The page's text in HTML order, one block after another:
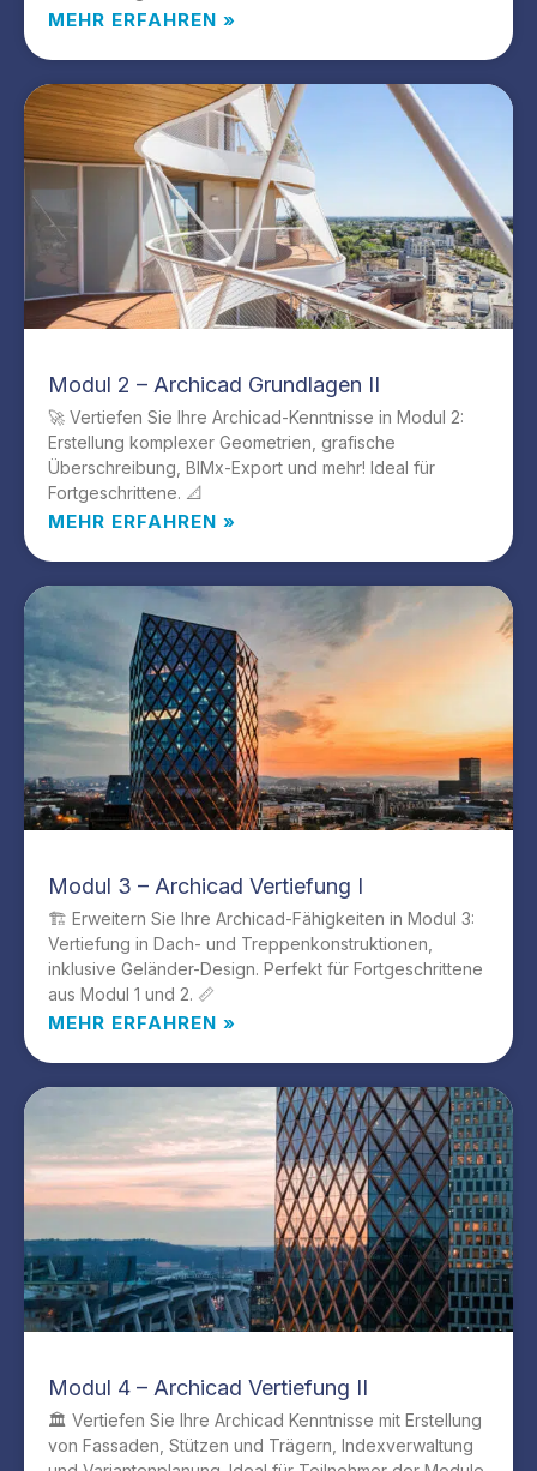
MEHR ERFAHREN »
Modul 2 – Archicad Grundlagen II
🚀 Vertiefen Sie Ihre Archicad-Kenntnisse in Modul 2:
Erstellung komplexer Geometrien, grafische
Überschreibung, BIMx-Export und mehr! Ideal für
Fortgeschrittene. 📐
MEHR ERFAHREN »
Modul 3 – Archicad Vertiefung I
🏗️ Erweitern Sie Ihre Archicad-Fähigkeiten in Modul 3:
Vertiefung in Dach- und Treppenkonstruktionen,
inklusive Geländer-Design. Perfekt für Fortgeschrittene
aus Modul 1 und 2. 📏
MEHR ERFAHREN »
Modul 4 – Archicad Vertiefung II
🏛️ Vertiefen Sie Ihre Archicad Kenntnisse mit Erstellung
von Fassaden, Stützen und Trägern, Indexverwaltung